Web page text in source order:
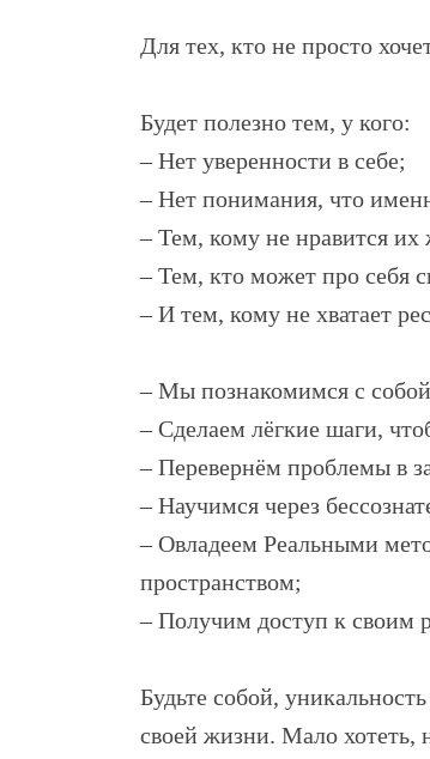
Для тех, кто не просто
Будет полезно тем, у кого:
– Нет уверенности в себе;
– Нет понимания, что
– Тем, кому не нравится их
– Тем, кто может про себя
– И тем, кому не хватает
– Мы познакомимся с
– Сделаем лёгкие шаги,
– Перевернём проблемы в
– Научимся через
– Овладеем Реальными
пространством;
– Получим доступ к своим
Будьте собой,
своей жизни. Мало хотеть,